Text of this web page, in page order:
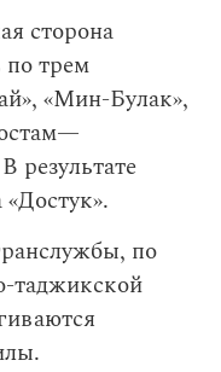
сторона
трем
«Мин-Булак»,
результате
«Достук».
по
таджикской